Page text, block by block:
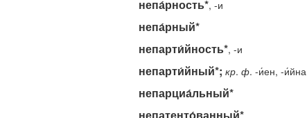
непа́рность*, -и
непа́рный*
непарти́йность*, -и
непарти́йный*; кр. ф. -и́ен, -и́йна
непарциа́льный*